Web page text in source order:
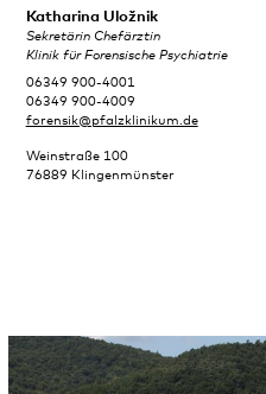
Katharina Uložnik
Sekretärin Chefärztin
Klinik für Forensische Psychiatrie
06349 900-4001
06349 900-4009
forensik@pfalzklinikum.de
Weinstraße 100
76889 Klingenmünster